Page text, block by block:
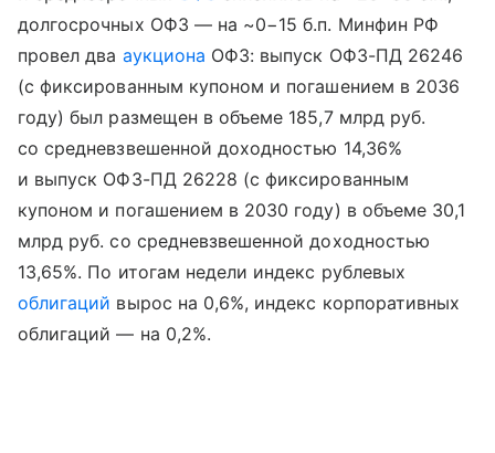
долгосрочных ОФЗ — на ~0−15 б.п. Минфин РФ
провел два аукциона ОФЗ: выпуск ОФЗ-ПД 26246
(с фиксированным купоном и погашением в 2036
году) был размещен в объеме 185,7 млрд руб.
со средневзвешенной доходностью 14,36%
и выпуск ОФЗ-ПД 26228 (с фиксированным
купоном и погашением в 2030 году) в объеме 30,1
млрд руб. со средневзвешенной доходностью
13,65%. По итогам недели индекс рублевых
облигаций вырос на 0,6%, индекс корпоративных
облигаций — на 0,2%.